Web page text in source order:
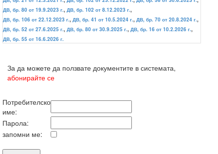
ДВ, бр. 80 от 19.9.2023 г., ДВ, бр. 102 от 8.12.2023 г.,
ДВ, бр. 106 от 22.12.2023 г., ДВ, бр. 41 от 10.5.2024 г., ДВ, бр. 70 от 20.8.2024 г.,
ДВ, бр. 52 от 27.6.2025 г., ДВ, бр. 80 от 30.9.2025 г., ДВ, бр. 16 от 10.2.2026 г.,
ДВ, бр. 55 от 16.6.2026 г.
За да можете да ползвате документите в системата,
абонирайте се
Потребителско
име:
Парола:
запомни ме: